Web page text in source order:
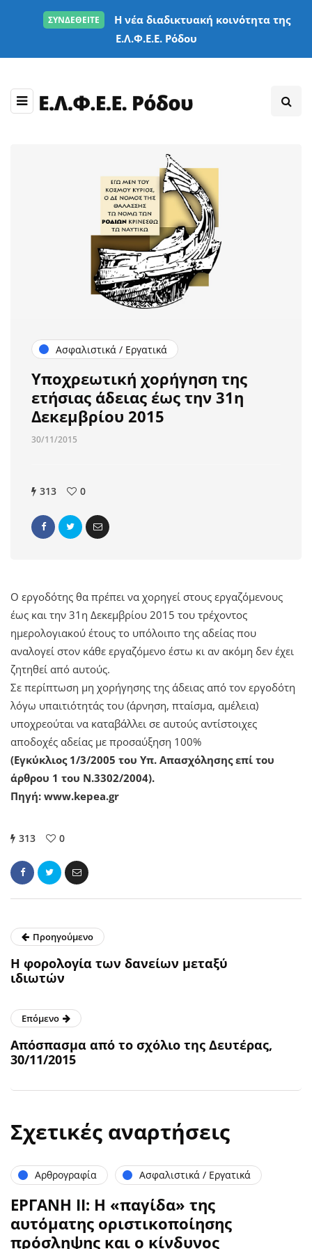
ΣΥΝΔΕΘΕΙΤΕ
Η νέα διαδικτυακή κοινότητα της
Ε.Λ.Φ.Ε.Ε. Ρόδου
Ασφαλιστικά / Εργατικά
Υποχρεωτική χορήγηση της
ετήσιας άδειας έως την 31η
Δεκεμβρίου 2015
30/11/2015
313 0
Ο εργοδότης θα πρέπει να χορηγεί στους εργαζόμενους
έως και την 31η Δεκεμβρίου 2015 του τρέχοντος
ημερολογιακού έτους το υπόλοιπο της αδείας που
αναλογεί στον κάθε εργαζόμενο έστω κι αν ακόμη δεν έχει
ζητηθεί από αυτούς.
Σε περίπτωση μη χορήγησης της άδειας από τον εργοδότη
λόγω υπαιτιότητάς του (άρνηση, πταίσμα, αμέλεια)
υποχρεούται να καταβάλλει σε αυτούς αντίστοιχες
αποδοχές αδείας με προσαύξηση 100%
(Εγκύκλιος 1/3/2005 του Υπ. Απασχόλησης επί του
άρθρου 1 του Ν.3302/2004).
Πηγή: www.kepea.gr
313 0
Προηγούμενο
Η φορολογία των δανείων μεταξύ
ιδιωτών
Επόμενο
Απόσπασμα από το σχόλιο της Δευτέρας,
30/11/2015
Σχετικές αναρτήσεις
Αρθρογραφία Ασφαλιστικά / Εργατικά
ΕΡΓΑΝΗ ΙΙ: Η «παγίδα» της
αυτόματης οριστικοποίησης
πρόσληψης και ο κίνδυνος